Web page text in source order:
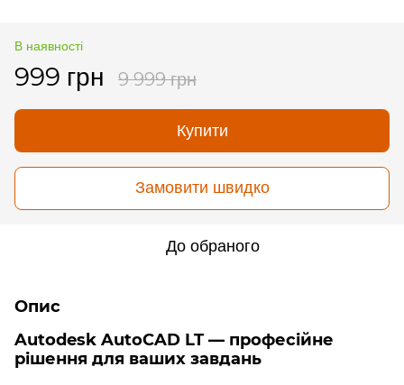
В наявності
999 грн 9 999 грн
Купити
Замовити швидко
До обраного
Опис
Autodesk AutoCAD LT — професійне
рішення для ваших завдань